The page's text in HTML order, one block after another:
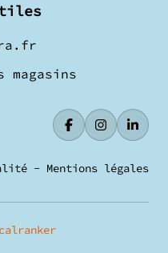
- Mentions légales